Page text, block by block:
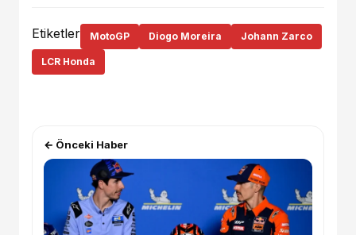
Etiketler MotoGP Diogo Moreira Johann Zarco
LCR Honda
← Önceki Haber